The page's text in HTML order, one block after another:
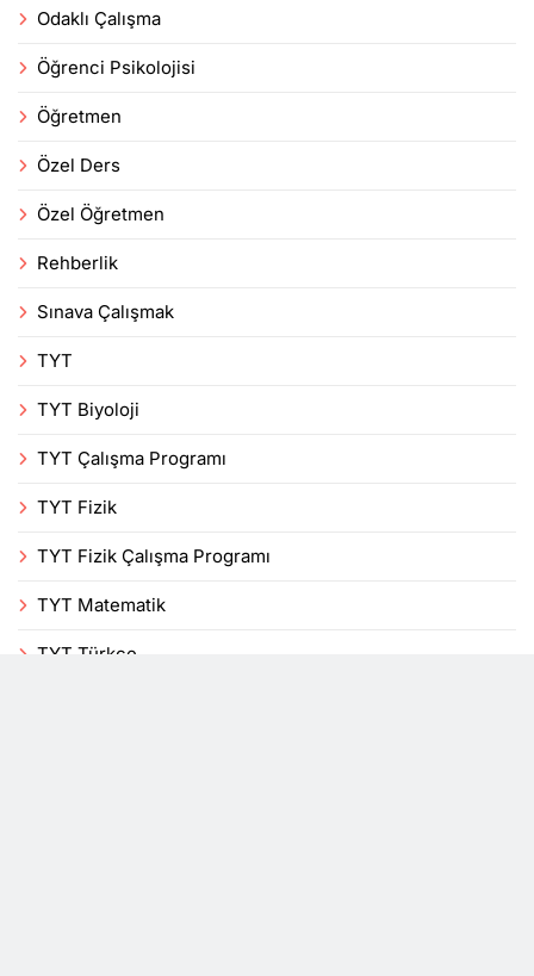
Odaklı Çalışma
Öğrenci Psikolojisi
Öğretmen
Özel Ders
Özel Öğretmen
Rehberlik
Sınava Çalışmak
TYT
TYT Biyoloji
TYT Çalışma Programı
TYT Fizik
TYT Fizik Çalışma Programı
TYT Matematik
TYT Türkçe